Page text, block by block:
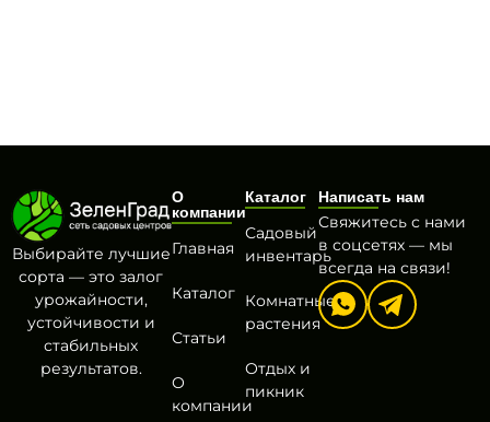
Выбирайте лучшие
сорта — это залог
урожайности,
устойчивости и
стабильных
результатов.
О
компании
Главная
Каталог
Статьи
О
компании
Каталог
Садовый
инвентарь
Комнатные
растения
Отдых и
пикник
Написать нам
Свяжитесь с нами
в соцсетях — мы
всегда на связи!